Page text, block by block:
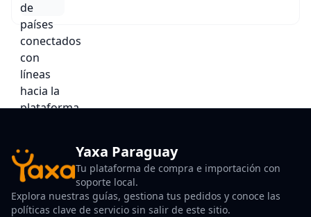
Yaxa Paraguay
Tu plataforma de compra e importación con
soporte local.
Explora nuestras guías, gestiona tus pedidos y conoce las
políticas clave de servicio sin salir de este sitio.